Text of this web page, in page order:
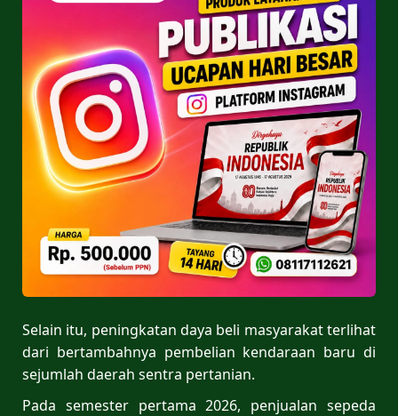
Selain itu, peningkatan daya beli masyarakat terlihat
dari bertambahnya pembelian kendaraan baru di
sejumlah daerah sentra pertanian.
Pada semester pertama 2026, penjualan sepeda